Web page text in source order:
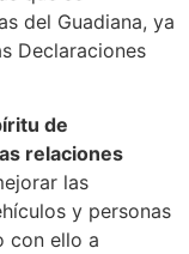
del Guadiana, ya
Declaraciones
de
relaciones
las
y personas
con ello a